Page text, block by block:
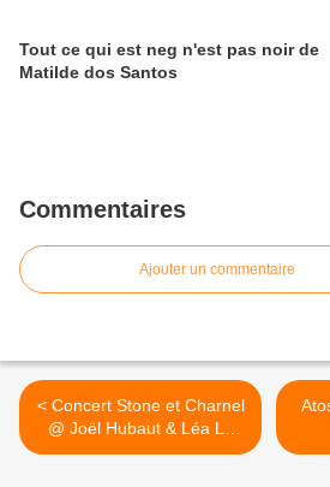
Tout ce qui est neg n'est pas noir de
Matilde dos Santos
Commentaires
Ajouter un commentaire
< Concert Stone et Charnel
@ Joël Hubaut & Léa Le
Bricomte. Le générateur.